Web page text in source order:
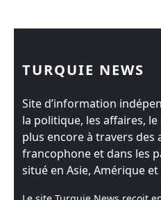
TURQUIE NEWS
Site d’information
la politique, les affaires,
plus encore à travers des
francophone et dans les
situé en Asie, Amérique